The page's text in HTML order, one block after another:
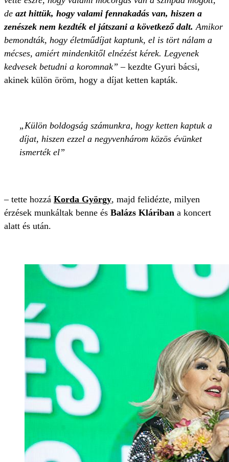
de azt hittük, hogy valami fennakadás van, hiszen a
zenészek nem kezdték el játszani a következő dalt. Amikor
bemondták, hogy életműdíjat kaptunk, el is tört nálam a
mécses, amiért mindenkitől elnézést kérek. Legyenek
kedvesek betudni a koromnak” – kezdte Gyuri bácsi,
akinek külön öröm, hogy a díjat ketten kapták.
Külön boldogság számunkra, hogy ketten kaptuk a
díjat, hiszen ezzel a negyvenhárom közös évünket
ismerték el
– tette hozzá Korda György, majd felidézte, milyen
érzések munkáltak benne és Balázs Kláriban a koncert
alatt és után.